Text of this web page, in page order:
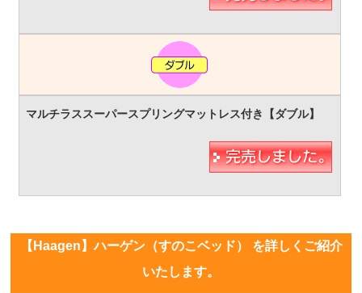
【Haagen】ハーゲン（すのこベッド） を詳しくご紹介
いたします。